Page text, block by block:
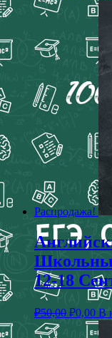
Распродажа!
12-18
₽50,00 ₽0,00 В